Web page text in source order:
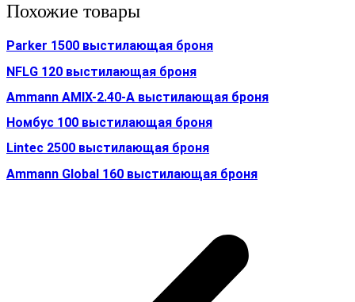
Похожие товары
Parker 1500 выстилающая броня
NFLG 120 выстилающая броня
Ammann AMIX-2.40-A выстилающая броня
Номбус 100 выстилающая броня
Lintec 2500 выстилающая броня
Ammann Global 160 выстилающая броня